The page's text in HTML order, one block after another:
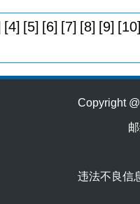
[4] [5] [6] [7] [8] [9]
Copyright
违法不良信